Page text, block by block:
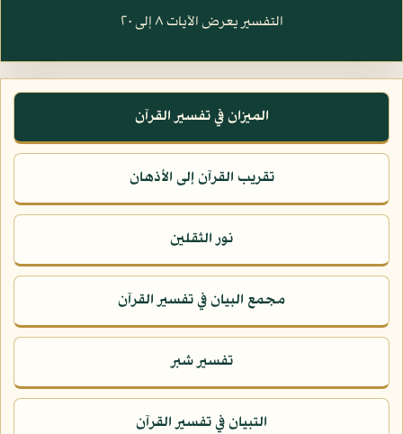
التفسير يعرض الآيات ٨ إلى ٢٠
الميزان في تفسير القرآن
تقريب القرآن إلى الأذهان
نور الثقلين
مجمع البيان في تفسير القرآن
تفسير شبر
التبيان في تفسير القرآن